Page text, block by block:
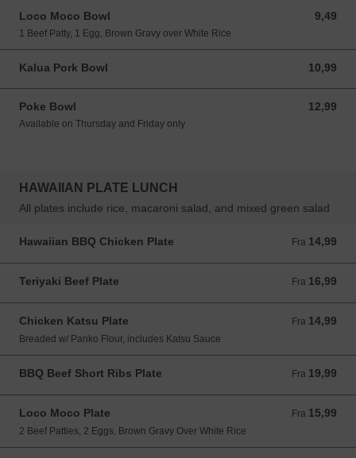
Loco Moco Bowl 9,49
9,49 USD
1 Beef Patty, 1 Egg, Brown Gravy over White Rice
Kalua Pork Bowl 10,99
10,99 USD
Poke Bowl 12,99
12,99 USD
Available on Thursday and Friday only
HAWAIIAN PLATE LUNCH
All plates include rice, macaroni salad, and mixed green salad
Hawaiian BBQ Chicken Plate Fra 14,99
Fra 14,99 USD
Teriyaki Beef Plate Fra 16,99
Fra 16,99 USD
Chicken Katsu Plate Fra 14,99
Fra 14,99 USD
Breaded w/ Panko Flour, includes Katsu Sauce
BBQ Beef Short Ribs Plate Fra 19,99
Fra 19,99 USD
Loco Moco Plate Fra 15,99
Fra 15,99 USD
2 Beef Patties, 2 Eggs, Brown Gravy Over White Rice